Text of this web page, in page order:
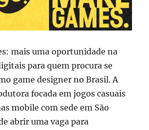
mais uma oportunidade na
para quem procura se
game designer no Brasil. A
focada em jogos casuais
mobile com sede em São
abrir uma vaga para